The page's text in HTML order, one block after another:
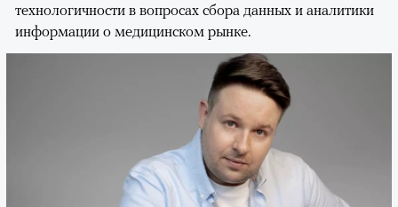
технологичности в вопросах сбора данных и аналитики
информации о медицинском рынке.